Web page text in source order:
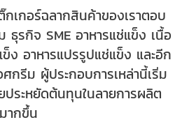
กอร์ฉลากสินค้าของเราตอบ
ธุรกิจ SME อาหารแช่แข็ง เนื้อ
ง อาหารแปรรูปแช่แข็ง และอีก
กรีม ผู้ประกอบการเหล่านี้เริ่ม
ประหยัดต้นทุนในลายการผลิต
มากขึ้น